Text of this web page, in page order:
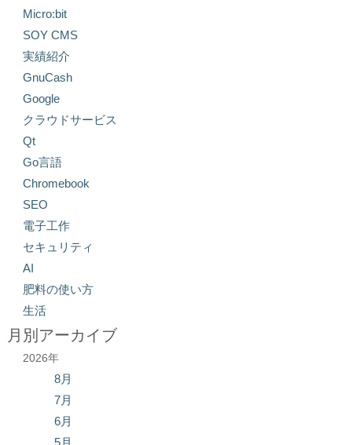
Micro:bit
SOY CMS
実績紹介
GnuCash
Google
クラウドサービス
Qt
Go言語
Chromebook
SEO
電子工作
セキュリティ
AI
肥料の使い方
生活
月別アーカイブ
2026年
8月
7月
6月
5月